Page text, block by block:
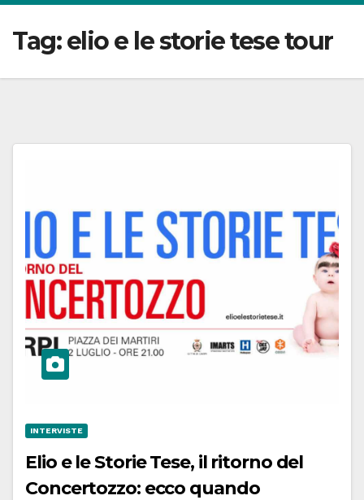
Tag:elio e le storie tese tour
INTERVISTE
Elio e le Storie Tese, il ritorno del
Concertozzo: ecco quando